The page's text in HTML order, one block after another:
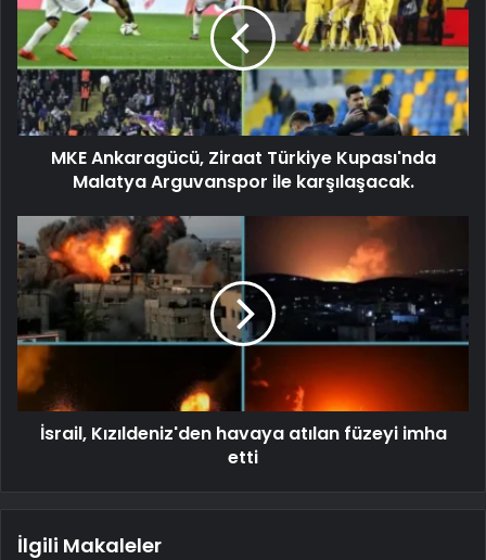
MKE Ankaragücü, Ziraat Türkiye Kupası'nda
Malatya Arguvanspor ile karşılaşacak.
İsrail, Kızıldeniz'den havaya atılan füzeyi imha
etti
İlgili Makaleler